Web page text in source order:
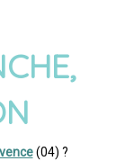
(04) ?